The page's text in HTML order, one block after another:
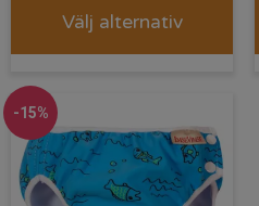
Välj alternativ
-15%